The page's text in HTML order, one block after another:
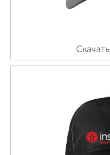
Скачать